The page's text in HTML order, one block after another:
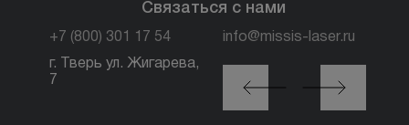
Связаться с нами
+7 (800) 301 17 54 info@missis-laser.ru
г. Тверь ул. Жигарева,
7
г. Москва м. Трубная,
ул. Петровка, 26, стр.